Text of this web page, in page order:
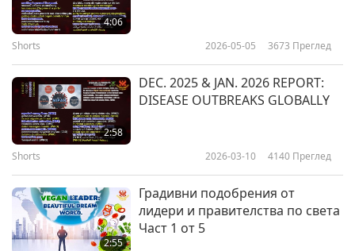
моля, посетете SupremeMasterTV.com/be-veg
Supreme Master Ching Hai (vegan) on the
Harmful Effects of Meat
4:06
Shorts 2026-05-05 3673 Преглед
2:58
DEC. 2025 & JAN. 2026 REPORT:
DISEASE OUTBREAKS GLOBALLY
Shorts 2026-03-10 4140 Преглед
2:55
Градивни подобрения от
лидери и правителства по света
Част 1 от 5